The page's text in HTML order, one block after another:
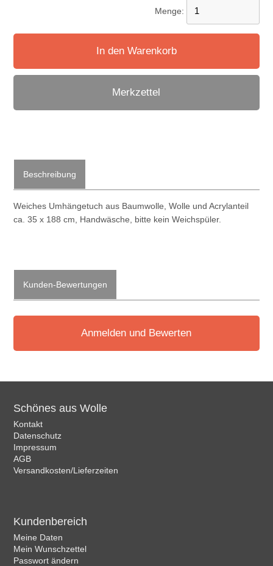
Menge:
In den Warenkorb
Merkzettel
Beschreibung
Weiches Umhängetuch aus Baumwolle, Wolle und Acrylanteil
ca. 35 x 188 cm, Handwäsche, bitte kein Weichspüler.
Kunden-Bewertungen
Anmelden und Bewerten
Schönes aus Wolle
Kontakt
Datenschutz
Impressum
AGB
Versandkosten/Lieferzeiten
Kundenbereich
Meine Daten
Mein Wunschzettel
Passwort ändern